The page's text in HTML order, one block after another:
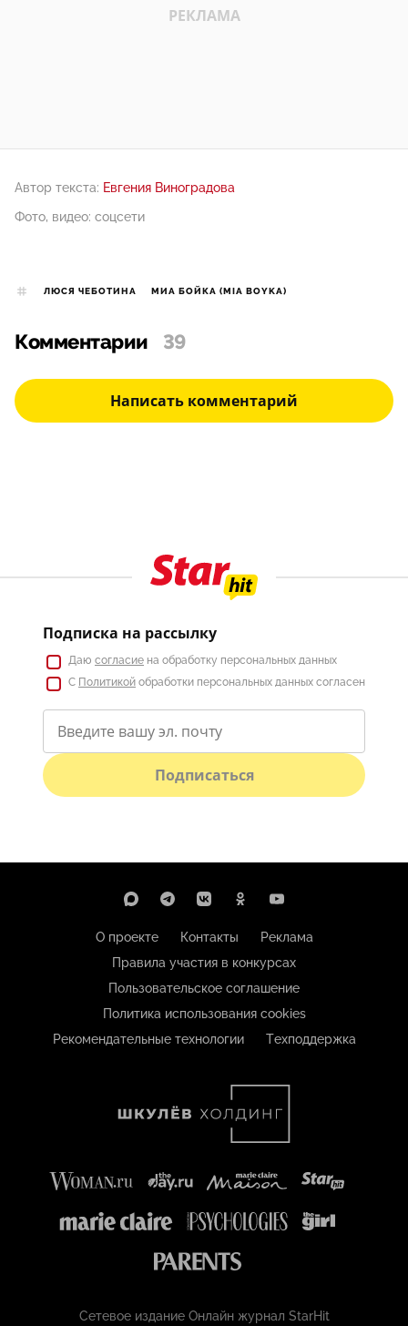
Автор текста: Евгения Виноградова
Фото, видео: соцсети
ЛЮСЯ ЧЕБОТИНА МИА БОЙКА (MIA BOYKA)
Комментарии 39
Написать комментарий
Подписка на рассылку
Даю согласие на обработку персональных данных
С Политикой обработки персональных данных согласен
Подписаться
О проекте Контакты
Реклама
Правила участия в конкурсах
Пользовательское соглашение
Политика использования cookies
Рекомендательные технологии
Техподдержка
Сетевое издание Онлайн журнал StarHit